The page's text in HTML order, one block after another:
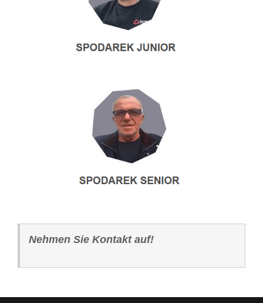
Nehmen Sie Kontakt auf!